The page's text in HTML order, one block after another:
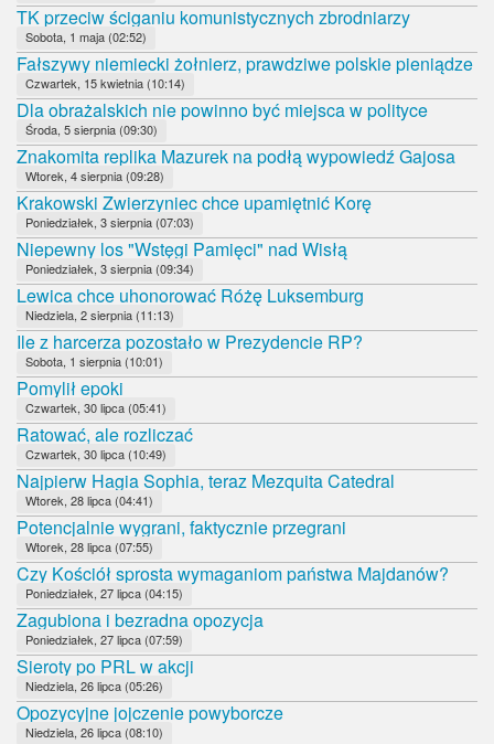
TK przeciw ściganiu komunistycznych zbrodniarzy
Sobota, 1 maja (02:52)
Fałszywy niemiecki żołnierz, prawdziwe polskie pieniądze
Czwartek, 15 kwietnia (10:14)
Dla obrażalskich nie powinno być miejsca w polityce
Środa, 5 sierpnia (09:30)
Znakomita replika Mazurek na podłą wypowiedź Gajosa
Wtorek, 4 sierpnia (09:28)
Krakowski Zwierzyniec chce upamiętnić Korę
Poniedziałek, 3 sierpnia (07:03)
Niepewny los "Wstęgi Pamięci" nad Wisłą
Poniedziałek, 3 sierpnia (09:34)
Lewica chce uhonorować Różę Luksemburg
Niedziela, 2 sierpnia (11:13)
Ile z harcerza pozostało w Prezydencie RP?
Sobota, 1 sierpnia (10:01)
Pomylił epoki
Czwartek, 30 lipca (05:41)
Ratować, ale rozliczać
Czwartek, 30 lipca (10:49)
Najpierw Hagia Sophia, teraz Mezquita Catedral
Wtorek, 28 lipca (04:41)
Potencjalnie wygrani, faktycznie przegrani
Wtorek, 28 lipca (07:55)
Czy Kościół sprosta wymaganiom państwa Majdanów?
Poniedziałek, 27 lipca (04:15)
Zagubiona i bezradna opozycja
Poniedziałek, 27 lipca (07:59)
Sieroty po PRL w akcji
Niedziela, 26 lipca (05:26)
Opozycyjne jojczenie powyborcze
Niedziela, 26 lipca (08:10)